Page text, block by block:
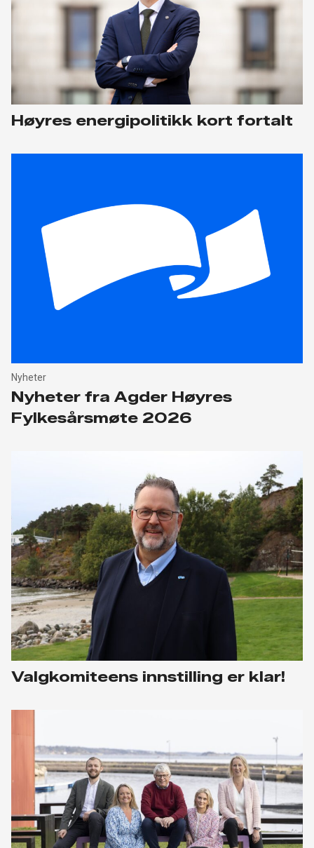
Høyres energipolitikk kort fortalt
Nyheter
Nyheter fra Agder Høyres
Fylkesårsmøte 2026
Valgkomiteens innstilling er klar!